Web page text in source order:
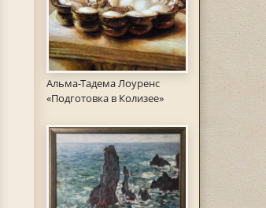
Альма-Тадема Лоуренс
«Подготовка в Колизее»